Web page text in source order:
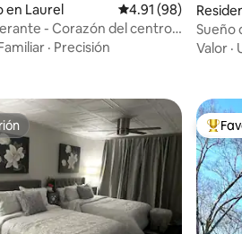
de 5; 57 evaluaciones
Laurel Calificación
4.91 (98)
- Corazón del centro
para 4 personas
· Precisión
Sueño
Valor ·
De